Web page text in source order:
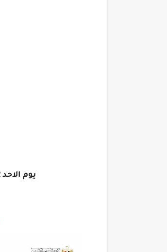
يوم الاحد 12 نوفمبر 2023 , من الساعة 10 صباحا وحتى 3 عصرا